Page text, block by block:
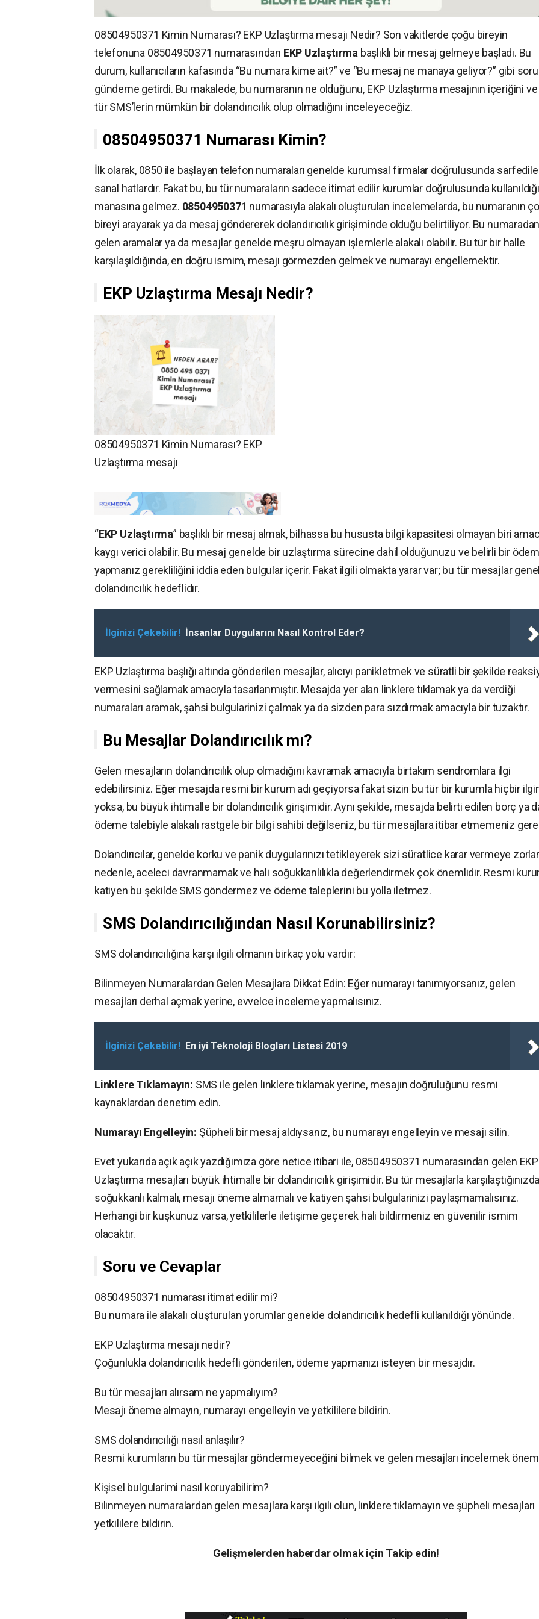
08504950371 Kimin Numarası? EKP Uzlaştırma mesajı Nedir? Son vakitlerde çoğu bireyin
telefonuna 08504950371 numarasından EKP Uzlaştırma başlıklı bir mesaj gelmeye başladı. Bu
durum, kullanıcıların kafasında “Bu numara kime ait?” ve “Bu mesaj ne manaya geliyor?” gibi
gündeme getirdi. Bu makalede, bu numaranın ne olduğunu, EKP Uzlaştırma mesajının içeriğini
tür SMS’lerin mümkün bir dolandırıcılık olup olmadığını inceleyeceğiz.
08504950371 Numarası Kimin?
İlk olarak, 0850 ile başlayan telefon numaraları genelde kurumsal firmalar doğrulusunda
sanal hatlardır. Fakat bu, bu tür numaraların sadece itimat edilir kurumlar doğrulusunda kullanıldığı
manasına gelmez. 08504950371 numarasıyla alakalı oluşturulan incelemelarda, bu numaranın
bireyi arayarak ya da mesaj göndererek dolandırıcılık girişiminde olduğu belirtiliyor. Bu
gelen aramalar ya da mesajlar genelde meşru olmayan işlemlerle alakalı olabilir. Bu tür bir halle
karşılaşıldığında, en doğru ismim, mesajı görmezden gelmek ve numarayı engellemektir.
EKP Uzlaştırma Mesajı Nedir?
08504950371 Kimin Numarası? EKP
Uzlaştırma mesajı
“EKP Uzlaştırma” başlıklı bir mesaj almak, bilhassa bu hususta bilgi kapasitesi olmayan biri
kaygı verici olabilir. Bu mesaj genelde bir uzlaştırma sürecine dahil olduğunuzu ve belirli bir
yapmanız gerekliliğini iddia eden bulgular içerir. Fakat ilgili olmakta yarar var; bu tür mesajlar
dolandırıcılık hedeflidır.
İlginizi Çekebilir! İnsanlar Duygularını Nasıl Kontrol Eder?
EKP Uzlaştırma başlığı altında gönderilen mesajlar, alıcıyı panikletmek ve süratli bir şekilde
vermesini sağlamak amacıyla tasarlanmıştır. Mesajda yer alan linklere tıklamak ya da verdiği
numaraları aramak, şahsi bulgularinizi çalmak ya da sizden para sızdırmak amacıyla bir tuzaktır.
Bu Mesajlar Dolandırıcılık mı?
Gelen mesajların dolandırıcılık olup olmadığını kavramak amacıyla birtakım sendromlara ilgi
edebilirsiniz. Eğer mesajda resmi bir kurum adı geçiyorsa fakat sizin bu tür bir kurumla hiçbir
yoksa, bu büyük ihtimalle bir dolandırıcılık girişimidir. Aynı şekilde, mesajda belirti edilen borç ya
ödeme talebiyle alakalı rastgele bir bilgi sahibi değilseniz, bu tür mesajlara itibar etmemeniz
Dolandırıcılar, genelde korku ve panik duygularınızı tetikleyerek sizi süratlice karar vermeye
nedenle, aceleci davranmamak ve hali soğukkanlılıkla değerlendirmek çok önemlidir. Resmi
katiyen bu şekilde SMS göndermez ve ödeme taleplerini bu yolla iletmez.
SMS Dolandırıcılığından Nasıl Korunabilirsiniz?
SMS dolandırıcılığına karşı ilgili olmanın birkaç yolu vardır:
Bilinmeyen Numaralardan Gelen Mesajlara Dikkat Edin: Eğer numarayı tanımıyorsanız, gelen
mesajları derhal açmak yerine, evvelce inceleme yapmalısınız.
İlginizi Çekebilir! En iyi Teknoloji Blogları Listesi 2019
Linklere Tıklamayın: SMS ile gelen linklere tıklamak yerine, mesajın doğruluğunu resmi
kaynaklardan denetim edin.
Numarayı Engelleyin: Şüpheli bir mesaj aldıysanız, bu numarayı engelleyin ve mesajı silin.
Evet yukarıda açık açık yazdığımıza göre netice itibari ile, 08504950371 numarasından gelen EKP
Uzlaştırma mesajları büyük ihtimalle bir dolandırıcılık girişimidir. Bu tür mesajlarla
soğukkanlı kalmalı, mesajı öneme almamalı ve katiyen şahsi bulgularinizi paylaşmamalısınız.
Herhangi bir kuşkunuz varsa, yetkililerle iletişime geçerek hali bildirmeniz en güvenilir ismim
olacaktır.
Soru ve Cevaplar
08504950371 numarası itimat edilir mi?
Bu numara ile alakalı oluşturulan yorumlar genelde dolandırıcılık hedefli kullanıldığı yönünde.
EKP Uzlaştırma mesajı nedir?
Çoğunlukla dolandırıcılık hedefli gönderilen, ödeme yapmanızı isteyen bir mesajdır.
Bu tür mesajları alırsam ne yapmalıyım?
Mesajı öneme almayın, numarayı engelleyin ve yetkililere bildirin.
SMS dolandırıcılığı nasıl anlaşılır?
Resmi kurumların bu tür mesajlar göndermeyeceğini bilmek ve gelen mesajları incelemek
Kişisel bulgularimi nasıl koruyabilirim?
Bilinmeyen numaralardan gelen mesajlara karşı ilgili olun, linklere tıklamayın ve şüpheli mesajları
yetkililere bildirin.
Gelişmelerden haberdar olmak için Takip edin!